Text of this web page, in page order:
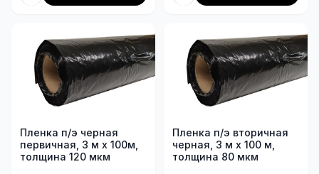
Пленка п/э черная
первичная, 3 м х 100м,
толщина 120 мкм
Пленка п/э вторичная
черная, 3 м х 100 м,
толщина 80 мкм